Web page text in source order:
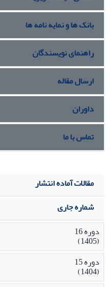
بانک ها و نمایه نامه ها
راهنمای نویسندگان
ارسال مقاله
داوران
تماس با ما
مقالات آماده انتشار
شماره جاری
دوره 16
(1405)
دوره 15
(1404)